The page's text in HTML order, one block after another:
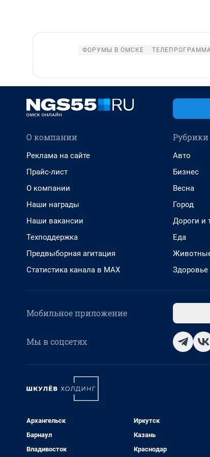
ФОРУМЫ В ОМСКЕ
О компании
Реклама на сайте
Прайс-лист
О компании
Наши награды
Наши вакансии
Техподдержка
Предвыборная агитация
Статистика канала в MAX
Рубрики
Авто
Бизнес
Весна
Город
Дороги и
Еда
Здоровье
Мобильное приложение
Мы в соцсетях
Архангельск
Барнаул
Владивосток
Иркутск
Казань
Краснодар